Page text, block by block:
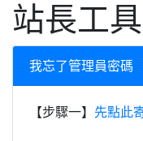
站長工
我忘了管理員密碼
【步驟一】 先點此